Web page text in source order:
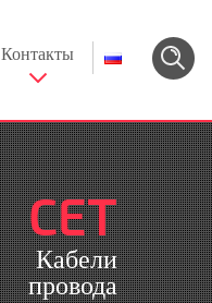
Контакты
CET
Кабели
провода